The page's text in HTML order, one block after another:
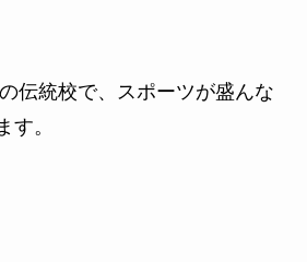
伝統校で、スポーツが盛んな
す。